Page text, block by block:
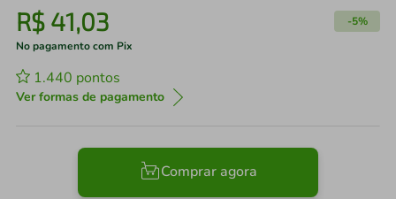
R$ 41,03 -5%
No pagamento com Pix
1.440 pontos
Ver formas de pagamento
Comprar agora